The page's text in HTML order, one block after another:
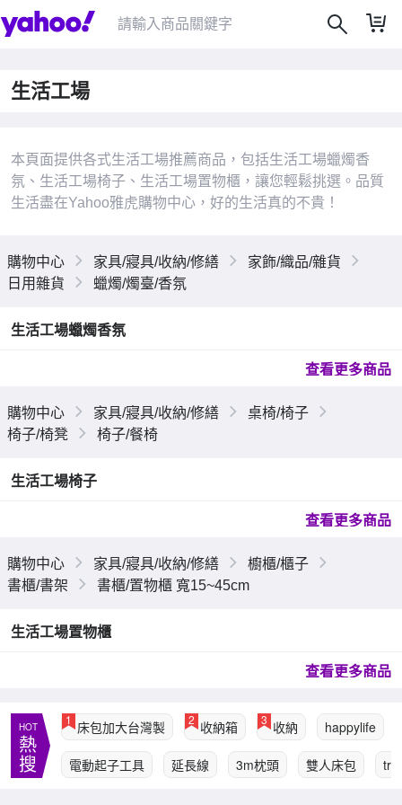
生活工場
本頁面提供各式生活工場推薦商品，包括生活工場蠟燭香
氛、生活工場椅子、生活工場置物櫃，讓您輕鬆挑選。品質
生活盡在Yahoo雅虎購物中心，好的生活真的不貴！
購物中心 家具/寢具/收納/修繕
家飾/織品/雜貨
日用雜貨
蠟燭/燭臺/香氛
生活工場蠟燭香氛
查看更多商品
購物中心 家具/寢具/收納/修繕
桌椅/椅子
椅子/椅凳
椅子/餐椅
生活工場椅子
查看更多商品
購物中心 家具/寢具/收納/修繕
櫥櫃/櫃子
書櫃/書架
書櫃/置物櫃 寬15~45cm
生活工場置物櫃
查看更多商品
HOT
熱
搜
1 床包加大台灣製 2 收納箱 3 收納 happylife
電動起子工具 延長線 3m枕頭 雙人床包